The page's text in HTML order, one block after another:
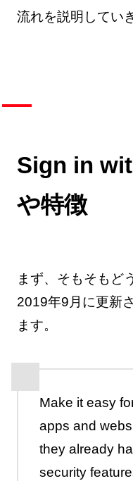
流れを説明してい
Sign in
や特徴
まず、そもそもど
2019年9月に更新
ます。
Make it easy
apps and
they already
security